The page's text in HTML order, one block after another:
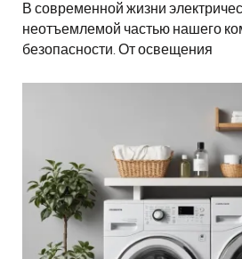
В современной жизни
неотъемлемой частью нашего
безопасности. От освещения